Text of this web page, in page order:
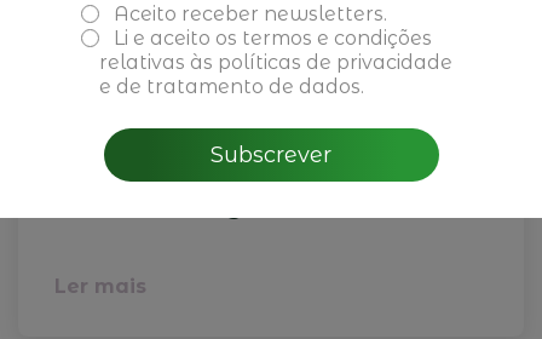
04 de fevereiro de 2026
CBRE - Perspectivas do
Mercado Imobiliário para
Ler mais
Aceito receber newsletters.
Li e aceito os termos e condições
relativas às políticas de privacidade
e de tratamento de dados.
Subscrever